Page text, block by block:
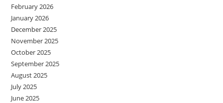
February 2026
January 2026
December 2025
November 2025
October 2025
September 2025
August 2025
July 2025
June 2025